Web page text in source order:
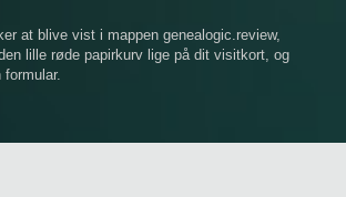
at blive vist i mappen genealogic.review,
lille røde papirkurv lige på dit visitkort, og
formular.